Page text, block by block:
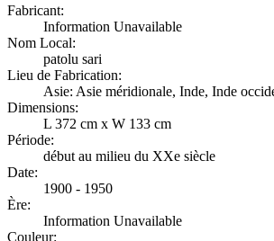
Fabricant:
Information Unavailable
Nom Local:
patolu sari
Lieu de Fabrication:
Asie: Asie méridionale, Inde, Inde
Dimensions:
L 372 cm x W 133 cm
Période:
début au milieu du XXe siècle
Date:
1900 - 1950
Ère:
Information Unavailable
Couleur: